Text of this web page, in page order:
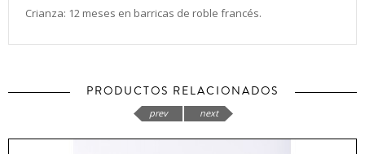
Crianza: 12 meses en barricas de roble francés.
PRODUCTOS RELACIONADOS
prev next